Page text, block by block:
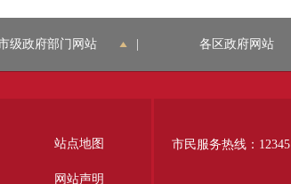
级政府部门网站 各区政府网站
站点地图
网站声明
市民服务热线：12345